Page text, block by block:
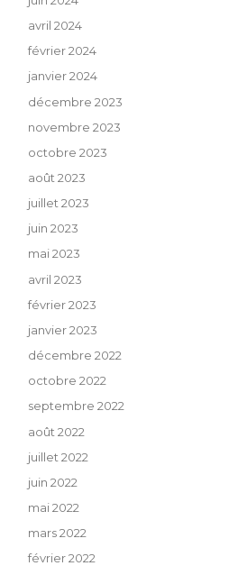
avril 2024
février 2024
janvier 2024
décembre 2023
novembre 2023
octobre 2023
août 2023
juillet 2023
juin 2023
mai 2023
avril 2023
février 2023
janvier 2023
décembre 2022
octobre 2022
septembre 2022
août 2022
juillet 2022
juin 2022
mai 2022
mars 2022
février 2022